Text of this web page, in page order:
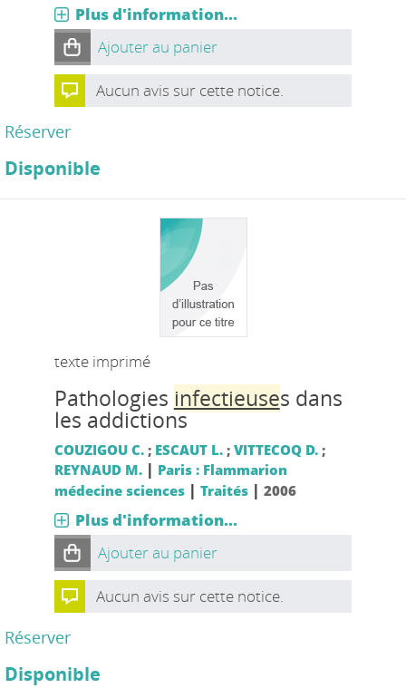
Plus d'information...
Ajouter au panier
Aucun avis sur cette notice.
Réserver
Disponible
texte imprimé
Pathologies infectieuses dans
les addictions
COUZIGOU C.; ESCAUT L.; VITTECOQ D.;
REYNAUD M. | Paris : Flammarion
médecine sciences| Traités| 2006
Plus d'information...
Ajouter au panier
Aucun avis sur cette notice.
Réserver
Disponible